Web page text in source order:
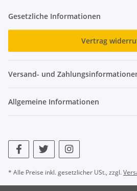
Gesetzliche Informationen
Vertrag
Versand- und
Allgemeine Informationen
* Alle Preise inkl. gesetzlicher USt., zzgl.